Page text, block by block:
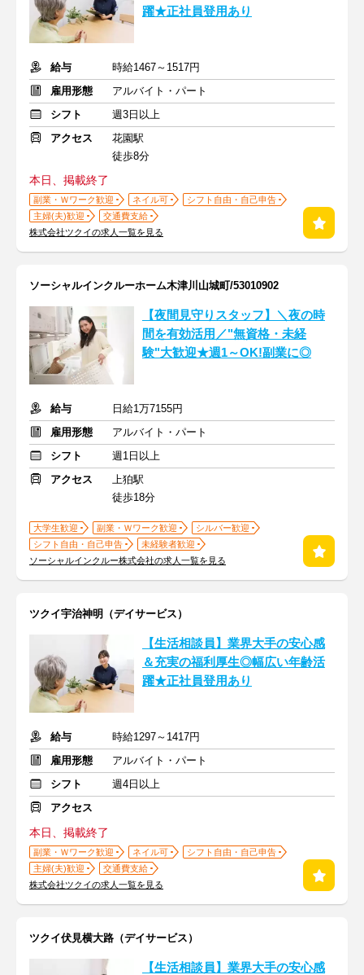
躍★正社員登用あり
給与
時給1467～1517円
雇用形態
アルバイト・パート
シフト
週3日以上
アクセス
花園駅
徒歩8分
本日、掲載終了
副業・Ｗワーク歓迎 ネイル可
シフト自由・自己申告
主婦(夫)歓迎
交通費支給
株式会社ツクイの求人一覧を見る
ソーシャルインクルーホーム木津川山城町/53010902
【夜間見守りスタッフ】＼夜の時
間を有効活用／"無資格・未経
験"大歓迎★週1～OK!副業に◎
給与
日給1万7155円
雇用形態
アルバイト・パート
シフト
週1日以上
アクセス
上狛駅
徒歩18分
大学生歓迎 副業・Ｗワーク歓迎
シルバー歓迎
シフト自由・自己申告
未経験者歓迎
ソーシャルインクルー株式会社の求人一覧を見る
ツクイ宇治神明（デイサービス）
【生活相談員】業界大手の安心感
＆充実の福利厚生◎幅広い年齢活
躍★正社員登用あり
給与
時給1297～1417円
雇用形態
アルバイト・パート
シフト
週4日以上
アクセス
本日、掲載終了
副業・Ｗワーク歓迎 ネイル可
シフト自由・自己申告
主婦(夫)歓迎
交通費支給
株式会社ツクイの求人一覧を見る
ツクイ伏見横大路（デイサービス）
【生活相談員】業界大手の安心感